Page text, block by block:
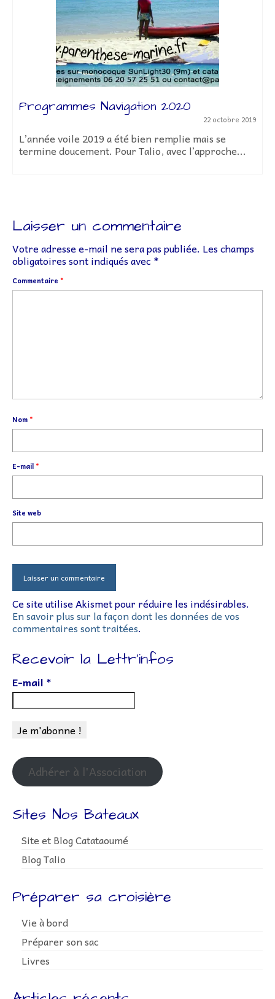
Programmes Navigation 2020
22 octobre 2019
L’année voile 2019 a été bien remplie mais se
termine doucement. Pour Talio, avec l’approche...
Laisser un commentaire
Votre adresse e-mail ne sera pas publiée. Les champs
obligatoires sont indiqués avec *
Commentaire *
Nom*
E-mail*
Site web
Ce site utilise Akismet pour réduire les indésirables.
En savoir plus sur la façon dont les données de vos
commentaires sont traitées.
Recevoir la Lettr’infos
E-mail *
Adhérer à l'Association
Sites Nos Bateaux
Site et Blog Catataoumé
Blog Talio
Préparer sa croisière
Vie à bord
Préparer son sac
Livres